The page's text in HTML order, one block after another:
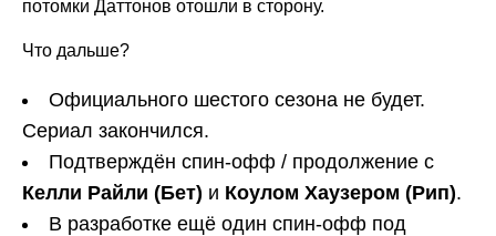
потомки Даттонов отошли в сторону.
Что дальше?
Официального шестого сезона не будет.
Сериал закончился.
Подтверждён спин-офф / продолжение с
Келли Райли (Бет) и Коулом Хаузером (Рип).
В разработке ещё один спин-офф под